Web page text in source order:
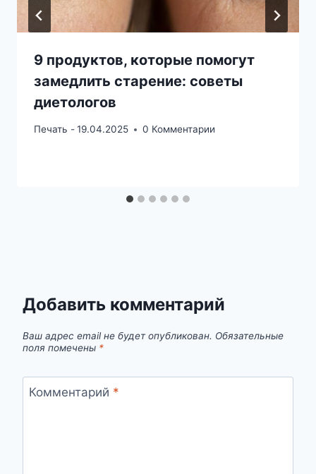
9 продуктов, которые помогут
замедлить старение: советы
диетологов
Печать -19.04.2025 0 Комментарии
Добавить комментарий
Ваш адрес email не будет опубликован. Обязательные
поля помечены *
Комментарий *